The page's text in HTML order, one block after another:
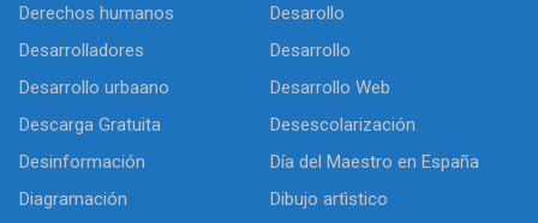
Derechos humanos
Desarollo
Desarrolladores
Desarrollo
Desarrollo urbaano
Desarrollo Web
Descarga Gratuita
Desescolarización
Desinformación
Día del Maestro en España
Diagramación
Dibujo artìstico